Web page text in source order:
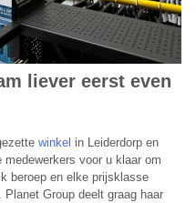
liever eerst even
winkel in Leiderdorp en
voor u klaar om
beroep en elke prijsklasse
Group deelt graag haar